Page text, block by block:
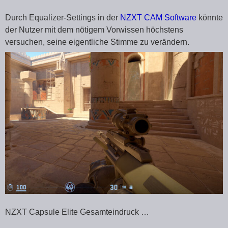
Durch Equalizer-Settings in der NZXT CAM Software könnte
der Nutzer mit dem nötigem Vorwissen höchstens
versuchen, seine eigentliche Stimme zu verändern.
NZXT Capsule Elite Gesamteindruck …